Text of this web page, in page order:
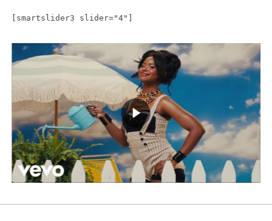
[smartslider3 slider="4"]